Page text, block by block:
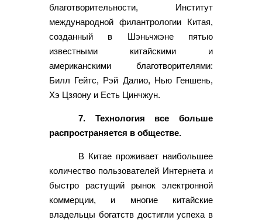
благотворительности, Институт
международной филантрологии Китая,
созданный в Шэньчжэне пятью
известными китайскими и
американскими благотворителями:
Билл Гейтс, Рэй Далио, Нью Геншень,
Хэ Цзяону и Есть Цинчжун.
7. Технология все больше
распространяется в обществе.
В Китае проживает наибольшее
количество пользователей Интернета и
быстро растущий рынок электронной
коммерции, и многие китайские
владельцы богатств достигли успеха в